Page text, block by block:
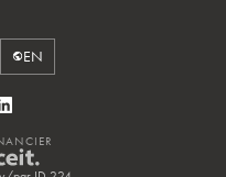
EN